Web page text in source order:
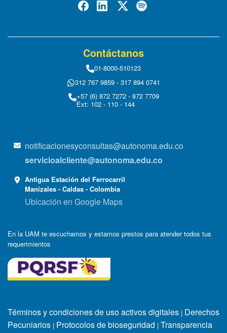
Contáctanos
01-8000-510123
312 767 9859 - 317 894 0741
+57 (6) 872 7272 - 872 7709
Ext: 102 - 110 - 144
notificacionesyconsultas@autonoma.edu.co
servicioalcliente@autonoma.edu.co
Antigua Estación del Ferrocarril
Manizales - Caldas - Colombia
Ubicación en Google Maps
En la UAM te escuchamos y estamos prestos para atender todos tus
requerimientos
Términos y condiciones de uso activos digitales | Derechos
Pecuniarios | Protocolos de bioseguridad | Transparencia